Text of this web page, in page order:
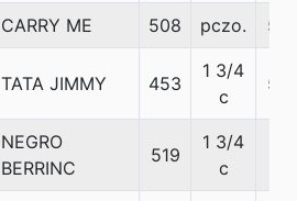
CARRY ME 508 pczo. 58
TATA JIMMY 453
1 3/4
c
54
NEGRO
BERRINC
519
1 3/4
c